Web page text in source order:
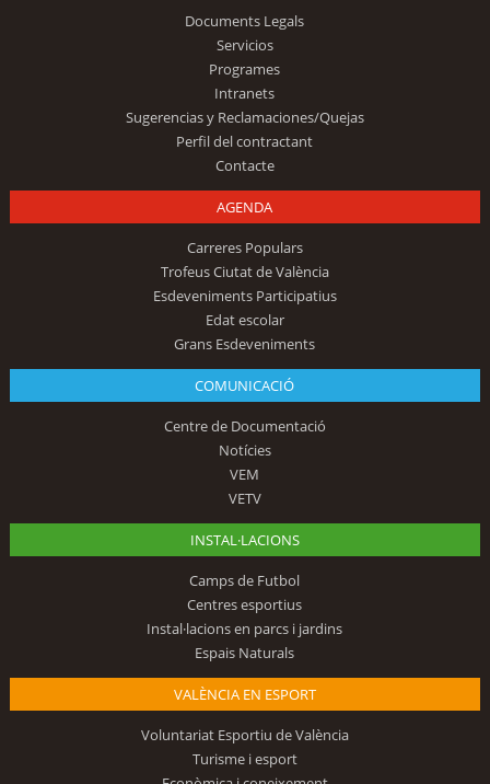
Documents Legals
Servicios
Programes
Intranets
Sugerencias y Reclamaciones/Quejas
Perfil del contractant
Contacte
AGENDA
Carreres Populars
Trofeus Ciutat de València
Esdeveniments Participatius
Edat escolar
Grans Esdeveniments
COMUNICACIÓ
Centre de Documentació
Notícies
VEM
VETV
INSTAL·LACIONS
Camps de Futbol
Centres esportius
Instal·lacions en parcs i jardins
Espais Naturals
VALÈNCIA EN ESPORT
Voluntariat Esportiu de València
Turisme i esport